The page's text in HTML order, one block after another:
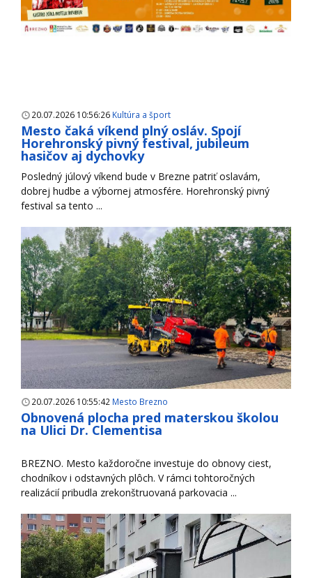
20.07.2026 10:56:26 Kultúra a šport
Mesto čaká víkend plný osláv. Spojí
Horehronský pivný festival, jubileum
hasičov aj dychovky
Posledný júlový víkend bude v Brezne patriť oslavám,
dobrej hudbe a výbornej atmosfére. Horehronský pivný
festival sa tento ...
20.07.2026 10:55:42 Mesto Brezno
Obnovená plocha pred materskou školou
na Ulici Dr. Clementisa
BREZNO. Mesto každoročne investuje do obnovy ciest,
chodníkov i odstavných plôch. V rámci tohtoročných
realizácií pribudla zrekonštruovaná parkovacia ...